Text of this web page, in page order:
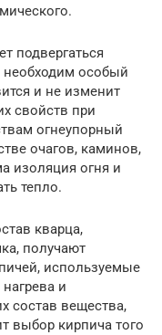
подвергаться
необходим особый
и не изменит
свойств при
огнеупорный
очагов, каминов,
изоляция огня и
тепло.
кварца,
получают
используемые
и
состав вещества,
выбор кирпича того